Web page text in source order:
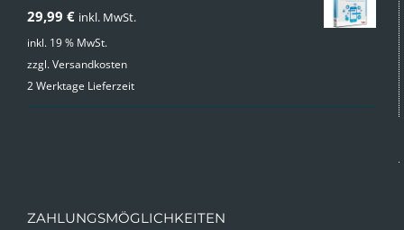
29,99 € inkl. MwSt.
inkl. 19 % MwSt.
zzgl.Versandkosten
2 Werktage Lieferzeit
ZAHLUNGSMÖGLICHKEITEN